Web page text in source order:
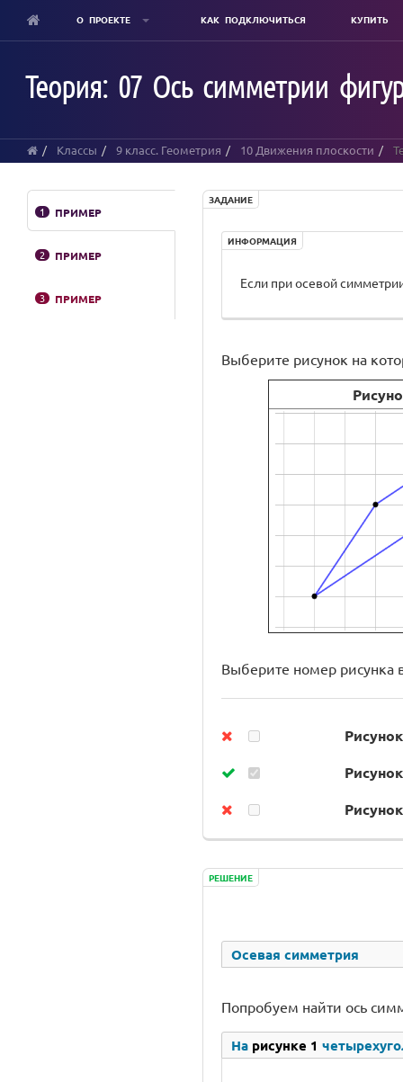
content
О ПРОЕКТЕ КАК ПОДКЛЮЧИТЬСЯ КУПИТЬ
Теория: 07 Ось симметрии
Классы 9 класс. Геометрия 10 Движения плоскости
1 ПРИМЕР
2 ПРИМЕР
3 ПРИМЕР
ЗАДАНИЕ
ИНФОРМАЦИЯ
Если при осевой
Выберите рисунок на
Выберите номер рисунка
РЕШЕНИЕ
Осевая симметрия
Попробуем найти ось
На рисунке 1